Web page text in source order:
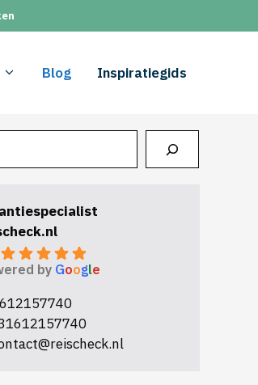
Blog Inspiratiegids
by Google